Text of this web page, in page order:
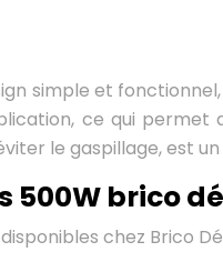
simple et
ce qui permet
le gaspillage, est
brico
chez Brico